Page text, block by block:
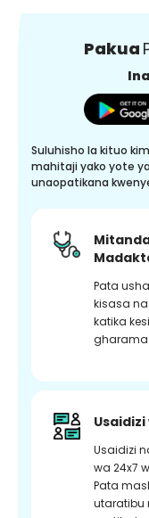
Pakua
Suluhisho la kituo
mahitaji yako yote
unaopatikana
Pata
kisasa
katika
gharama
Usaidizi
wa 24x7
Pata
utaratibu